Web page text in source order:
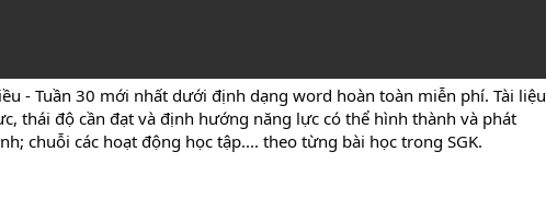
- Tuần 30 mới nhất dưới định dạng word hoàn toàn miễn phí. Tài liệu
thái độ cần đạt và định hướng năng lực có thể hình thành và phát
chuỗi các hoạt động học tập.... theo từng bài học trong SGK.